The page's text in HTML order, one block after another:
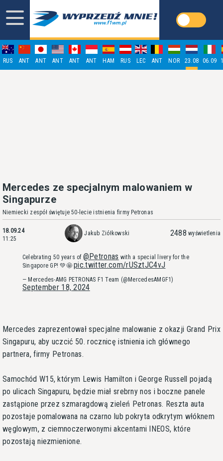
RUS ANT ANT ANT ANT ANT HAM RUS LEC ANT NOR 23.08 06.09
Mercedes ze specjalnym malowaniem w
Singapurze
Niemiecki zespół świętuje 50-lecie istnienia firmy Petronas
18.09.24
11:25
Jakub Ziółkowski 2488 wyświetlenia
Celebrating 50 years of @Petronas with a special livery for the
Singapore GP! 💚🤩 pic.twitter.com/rUSztJC4vJ
— Mercedes-AMG PETRONAS F1 Team (@MercedesAMGF1)
September 18, 2024
Mercedes zaprezentował specjalne malowanie z okazji Grand Prix
Singapuru, aby uczcić 50. rocznicę istnienia ich głównego
partnera, firmy Petronas.
Samochód W15, którym Lewis Hamilton i George Russell pojadą
po ulicach Singapuru, będzie miał srebrny nos i boczne panele
zastąpione przez szmaragdową zieleń Petronas. Reszta auta
pozostaje pomalowana na czarno lub pokryta odkrytym włóknem
węglowym, z ciemnoczerwonymi akcentami INEOS, które
pozostają niezmienione.